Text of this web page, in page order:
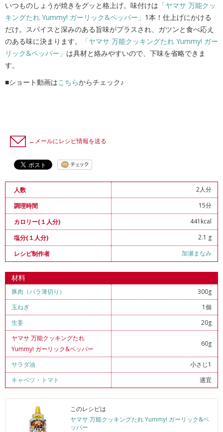
いつものしょうが焼きをグッと格上げ。味付けは 「ヤマサ 万能クッ
キングたれ Yummy! ガーリック&ペッパー」 1本！仕上げにかける
だけ。スパイスと深みのある旨味がプラスされ、ガツンと食べ応え
のある味に決まります。
「ヤマサ 万能クッキングたれ Yummy! ガー
リック&ペッパー」 は具材と絡みやすいので、下味を省略できま
す。
■ショート動画はこちらからチェック♪
←メールにレシピ情報を送る
人数
2人分
調理時間
15分
カロリー(１人分)
441kcal
塩分(１人分)
2.1 g
レシピ制作者
加瀬まなみ
材料
豚肉（バラ薄切り）
300g
玉ねぎ
1個
生姜
20g
ヤマサ 万能クッキングたれ
Yummy! ガーリック&ペッパー
60g
サラダ油
小さじ1
キャベツ ・ トマト 適宜
このレシピは
ヤマサ 万能クッキングたれ Yummy! ガーリック&ペ
ッパー